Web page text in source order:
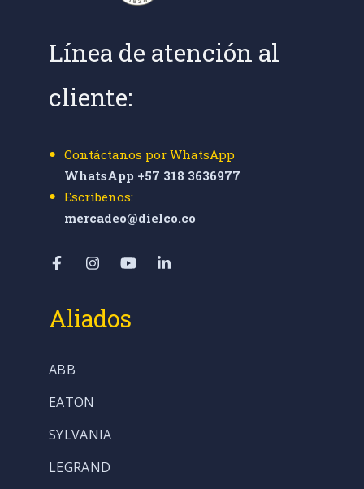
Línea de atención al
cliente:
Contáctanos por WhatsApp
WhatsApp +57 318 3636977
Escríbenos:
mercadeo@dielco.co
Aliados
ABB
EATON
SYLVANIA
LEGRAND